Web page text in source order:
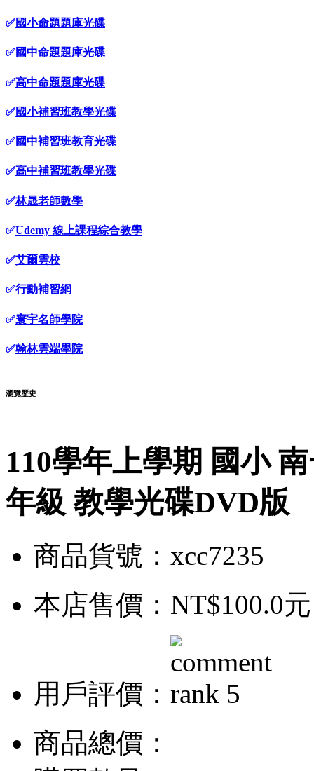
✅國小命題題庫光碟
✅國中命題題庫光碟
✅高中命題題庫光碟
✅國小補習班教學光碟
✅國中補習班教育光碟
✅高中補習班教學光碟
✅林晟老師數學
✅Udemy 線上課程綜合教學
✅艾爾雲校
✅行動補習網
✅寰宇名師學院
✅翰林雲端學院
瀏覽歷史
110學年上學期 國小
年級 教學光碟DVD版
商品貨號：xcc7235
本店售價： NT$100.0元
用戶評價：
商品總價：